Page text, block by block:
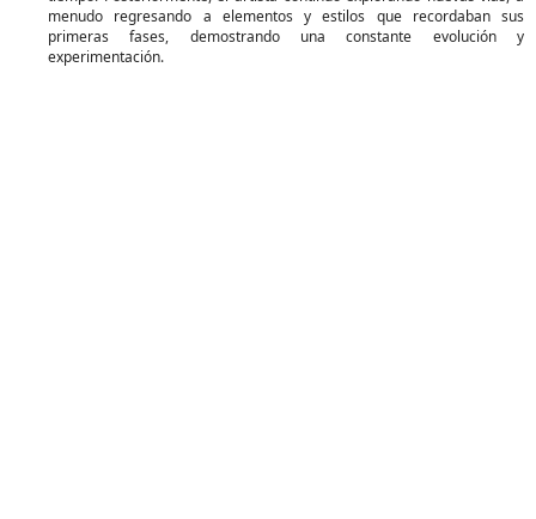
menudo regresando a elementos y estilos que recordaban sus
primeras fases, demostrando una constante evolución y
experimentación.